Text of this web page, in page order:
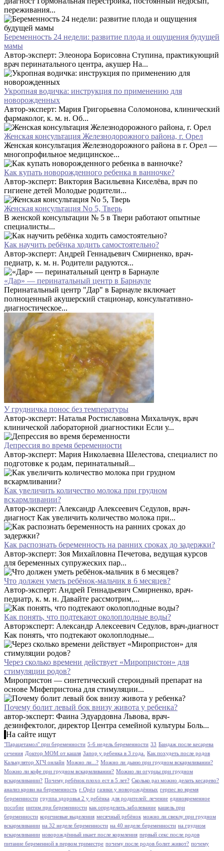
переживания...
Беременность 24 недели: развитие плода и ощущения будущей
мамы
Автор-эксперт: Элеонора Борисовна Ступина, практикующий
врач перинатального центра, акушер На...
Укропная водичка: инструкция по применению для
новорожденных
Автор-эксперт: Мария Григорьевна Соломонова, клинический
фармаколог, к. м. н. Об...
Женская консультация Железнодорожного района, г. Орел
Женская консультация Железнодорожного района в г. Орел —
многопрофильное медицинское...
Как купать новорожденного ребенка в ванночке?
Автор-эксперт: Виктория Васильевна Киселёва, врач по
гигиене детей Молодые родители...
Женская консультация No 5, Тверь
В женской консультации № 5 в Твери работают опытные
специалисты...
Как научить ребёнка ходить самостоятельно?
Автор-эксперт: Андрей Геннадьевич Смирненко, врач-
педиатр, к. м. н. Родители радуются...
«Дар» — перинатальный центр в Барнауле
Перинатальный центр "Дар" в Барнауле включает
полноценный акушерский стационар, консультативно-
диагностическое...
У грудничка понос без температуры
Автор-эксперт: Наталья Ростиславовна Михальчук, врач
клинической лабораторной диагностики Если у...
Депрессия во время беременности
Автор-эксперт: Мария Николаевна Шелестова, специалист по
подготовке к родам, перинатальный...
Как увеличить количество молока при грудном
вскармливании?
Автор-эксперт: Александр Алексеевич Седулов, врач-
диагност Как увеличить количество молока при...
Как распознать беременность на ранних сроках до задержки?
Автор-эксперт: Зоя Михайловна Печетова, ведущая курсов
для беременных супружеских пар...
Что должен уметь ребёнок-мальчик в 6 месяцев?
Автор-эксперт: Андрей Геннадьевич Смирненко, врач-
педиатр, к. м. н. Давайте рассмотрим,...
Как понять, что подтекают околоплодные воды?
Авторэксперт: Александр Алексеевич Седулов, врач-диагност
Как понять, что подтекают околоплодные...
Через сколько времени действует «Миропристон» для
стимуляции родов?
Миропристон — синтетический стероидный препарат на
основе Мифепристона для стимуляции...
Почему болит левый бок внизу живота у ребенка?
автор-эксперт: Фаина Эдуардовна Львова, врач-
дезинфектолог, директор Центра семейной культуры Боль...
На сайте ищут
"Парацетамол" при беременности 5-6 недель беременности 33 Бандаж после кесарева
сечения Доктор МОМ от кашля Запор у ребенка в 3 года.
Как похудеть после родов
Калькулятор ХГЧ онлайн Можно ли...? Можно ли дыню при грудном вскармливании?
Можно ли кофе при грудном вскармливании? Можно ли огурцы при грудном
вскармливании? Почему ребёнок плохо ест в 5 лет? Сколько раз можно делать кесарево?
анализ крови на беременность г Орёл газики у новорождённых герпес во время
беременности группа здоровья 2 у ребёнка для родителей: лечение единовременное
пособие интим при беременности как определить заболевание кашель при
беременности коричневые выделения месячный ребёнок можно ли свеклу при грудном
вскармливании на 32 неделе беременности на 40 неделе беременности на грудном
вскармливании новорождённый икает после кормления первый секс после родов
питание беременной в первом триместре почему после родов болит живот? почему